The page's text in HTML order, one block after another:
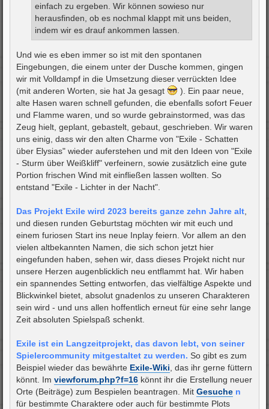
einfach zu ergeben. Wir können sowieso nur
herausfinden, ob es nochmal klappt mit uns beiden,
indem wir es drauf ankommen lassen.
Und wie es eben immer so ist mit den spontanen
Eingebungen, die einem unter der Dusche kommen, gingen
wir mit Volldampf in die Umsetzung dieser verrückten Idee
(mit anderen Worten, sie hat Ja gesagt
). Ein paar neue,
alte Hasen waren schnell gefunden, die ebenfalls sofort Feuer
und Flamme waren, und so wurde gebrainstormed, was das
Zeug hielt, geplant, gebastelt, gebaut, geschrieben. Wir waren
uns einig, dass wir den alten Charme von "Exile - Schatten
über Elysias" wieder auferstehen und mit den Ideen von "Exile
- Sturm über Weißkliff" verfeinern, sowie zusätzlich eine gute
Portion frischen Wind mit einfließen lassen wollten. So
entstand "Exile - Lichter in der Nacht".
Das Projekt Exile wird 2023 bereits ganze zehn Jahre alt
und diesen runden Geburtstag möchten wir mit euch und
einem furiosen Start ins neue Inplay feiern. Vor allem an den
vielen altbekannten Namen, die sich schon jetzt hier
eingefunden haben, sehen wir, dass dieses Projekt nicht nur
unsere Herzen augenblicklich neu entflammt hat. Wir haben
ein spannendes Setting entworfen, das vielfältige Aspekte und
Blickwinkel bietet, absolut gnadenlos zu unseren Charakteren
sein wird - und uns allen hoffentlich erneut für eine sehr lange
Zeit absoluten Spielspaß schenkt.
Exile ist ein Langzeitprojekt, das davon lebt, von seiner
Spielercommunity mitgestaltet zu werden. So gibt es zum
Beispiel wieder das bewährte Exile-Wiki , das ihr gerne füttern
könnt. Im viewforum.php?f=16 könnt ihr die Erstellung neuer
Orte (Beiträge) zum Bespielen beantragen. Mit Gesuche n
für bestimmte Charaktere oder auch für bestimmte Plots